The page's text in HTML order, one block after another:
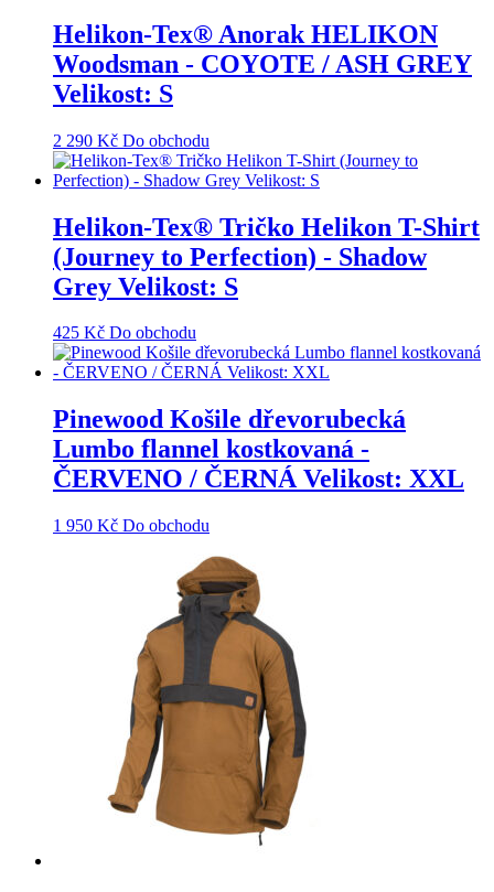
Helikon-Tex® Anorak HELIKON
Woodsman - COYOTE / ASH GREY
Velikost: S
2 290 Kč Do obchodu
Helikon-Tex® Tričko Helikon T-Shirt
(Journey to Perfection) - Shadow
Grey Velikost: S
425 Kč Do obchodu
Pinewood Košile dřevorubecká
Lumbo flannel kostkovaná -
ČERVENO / ČERNÁ Velikost: XXL
1 950 Kč Do obchodu